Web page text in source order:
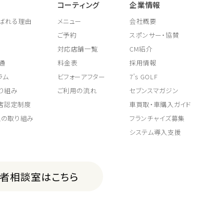
れる理由
ム
組み
認定制度
取り組み
コーティング
メニュー
ご予約
対応店舗一覧
料金表
ビフォーアフター
ご利用の流れ
企業情報
会社概要
スポンサー・協賛
CM紹介
採用情報
7's GOLF
セブンスマガジン
車買取・車購入ガイド
フランチャイズ募集
システム導入支援
相談室はこちら